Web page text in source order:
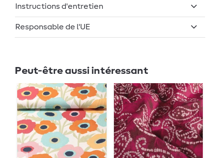
Instructions d'entretien
Responsable de l'UE
Peut-être aussi intéressant